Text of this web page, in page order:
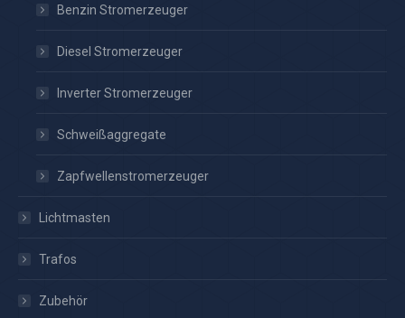
Benzin Stromerzeuger
Diesel Stromerzeuger
Inverter Stromerzeuger
Schweißaggregate
Zapfwellenstromerzeuger
Lichtmasten
Trafos
Zubehör